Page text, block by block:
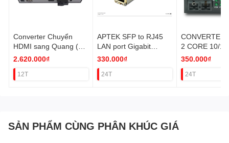
Converter Chuyển
HDMI sang Quang (Có
USB,720P/960P/1080
2.620.000₫
12T
APTEK SFP to RJ45
LAN port Gigabit
1Gbps VAT
330.000₫
24T
CONVERTER
2 CORE 10/
APTEK VAT
350.000₫
24T
SẢN PHẨM CÙNG PHÂN KHÚC GIÁ